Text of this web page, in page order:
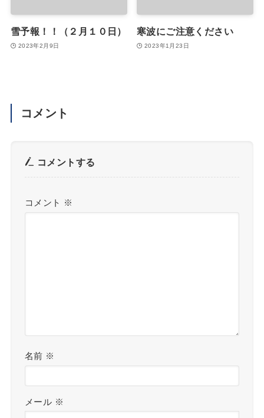
雪予報！！（２月１０日）
2023年2月9日
寒波にご注意ください
2023年1月23日
コメント
コメントする
コメント ※
名前 ※
メール ※